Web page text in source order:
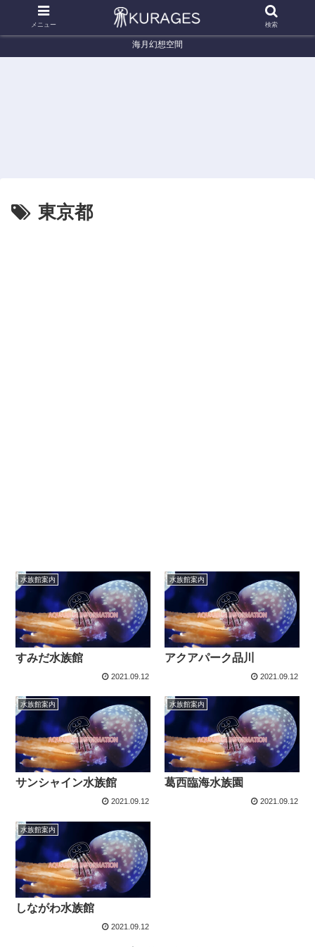
海月幻想空間
東京都
水族館案内
すみだ水族館
2021.09.12
水族館案内
アクアパーク品川
2021.09.12
水族館案内
サンシャイン水族館
2021.09.12
水族館案内
葛西臨海水族園
2021.09.12
水族館案内
しながわ水族館
2021.09.12
メニュー 検索